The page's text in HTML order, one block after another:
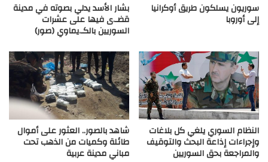
سوريون يسلكون طريق أوكرانيا
إلى أوروبا
بشار الأسد يدلي بصوته في مدينة
قضـ.ى فيها على عشرات
السوريين بالكـ.يماوي (صور)
النظام السوري يلغي كل بلاغات
وإجراءات إذاعة البحث والتوقيف
والمراجعة بحق السوريين
شاهد بالصور.. العثور على أموال
طائلة وكميات من الذهب تحت
مباني مدينة عربية